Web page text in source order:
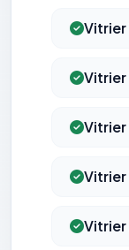
Vitrier
Vitrier
Vitrier